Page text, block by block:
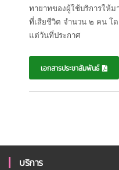
ทายาทของผู้ใช้บริการให้
ที่เสียชีวิต จำนวน ๒ คน โ
แต่วันที่ประกาศ
เอกสารประชาสัมพันธ์
บริการ